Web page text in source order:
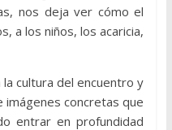
nos deja ver cómo el
a los niños, los acaricia,
cultura del encuentro y
concretas que
entrar en profundidad